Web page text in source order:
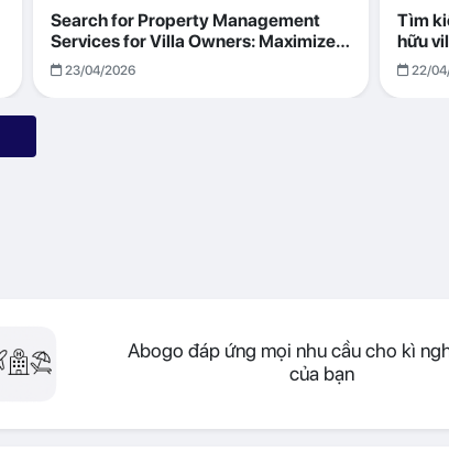
Search for Property Management
Services for Villa Owners: Maximize
Returns with Abogo in Da Nang
23/04/2026
Tìm
hữu
cùng
22/
Abogo đáp ứng mọi nhu cầu cho kì
của bạn